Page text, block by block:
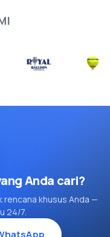
Anda cari?
rencana khusus Anda —
24/7.